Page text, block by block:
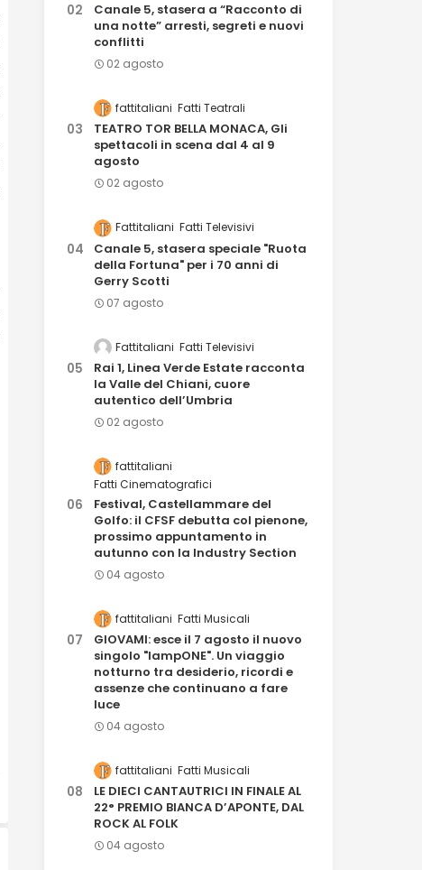
Canale 5, stasera a “Racconto di
una notte” arresti, segreti e nuovi
conflitti
02 agosto
fattitaliani Fatti Teatrali
TEATRO TOR BELLA MONACA, Gli
spettacoli in scena dal 4 al 9
agosto
02 agosto
Fattitaliani Fatti Televisivi
Canale 5, stasera speciale "Ruota
della Fortuna" per i 70 anni di
Gerry Scotti
07 agosto
Fattitaliani Fatti Televisivi
Rai 1, Linea Verde Estate racconta
la Valle del Chiani, cuore
autentico dell’Umbria
02 agosto
fattitaliani
Fatti Cinematografici
Festival, Castellammare del
Golfo: il CFSF debutta col pienone,
prossimo appuntamento in
autunno con la Industry Section
04 agosto
fattitaliani Fatti Musicali
GIOVAMI: esce il 7 agosto il nuovo
singolo "lampONE". Un viaggio
notturno tra desiderio, ricordi e
assenze che continuano a fare
luce
04 agosto
fattitaliani Fatti Musicali
LE DIECI CANTAUTRICI IN FINALE AL
22° PREMIO BIANCA D’APONTE, DAL
ROCK AL FOLK
04 agosto